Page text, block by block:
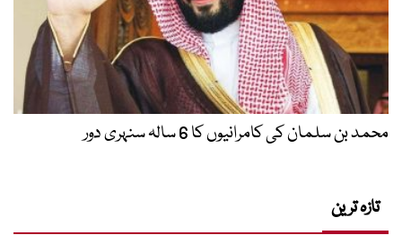
محمد بن سلمان کی کامرانیوں کا 6 سالہ سنہری دور
تازہ ترین